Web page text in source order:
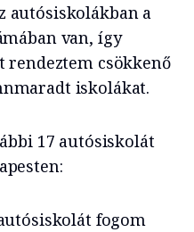
autósiskolákban a
van, így
csökkenő
iskolákat.
17 autósiskolát
fogom